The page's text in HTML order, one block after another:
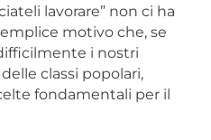
lavorare” non ci ha
motivo che, se
i nostri
classi popolari,
fondamentali per il